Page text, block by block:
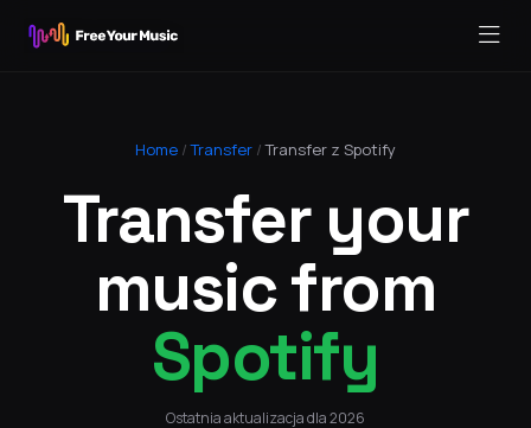
Home / Transfer / Transfer z Spotify
Transfer your
music from
Spotify
Ostatnia aktualizacja dla 2026